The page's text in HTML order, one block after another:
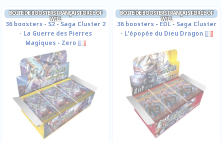
BOITE DE BOOSTERS FRANÇAIS FORCE OF
WILL
36 boosters - S2 - Saga Cluster 2
- La Guerre des Pierres
Magiques - Zero
BOITE DE BOOSTERS FRANÇAIS FORCE OF
WILL
36 boosters - EDL - Saga Cluster
- L'épopée du Dieu Dragon